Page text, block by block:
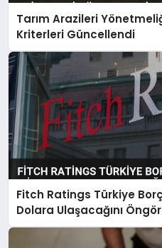
Tarım Arazileri
Kriterleri Güncellendi
Fitch Ratings Türkiye
Dolara Ulaşacağını